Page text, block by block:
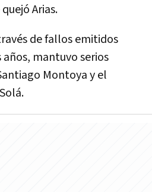
Arias.
de fallos emitidos
mantuvo serios
Montoya y el